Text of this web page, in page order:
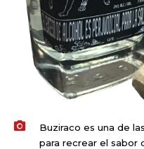
Buziraco es una de
para recrear el sabor